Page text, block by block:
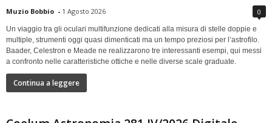
Muzio Bobbio - 1 Agosto 2026 0
Un viaggio tra gli oculari multifunzione dedicati alla misura di stelle doppie e
multiple, strumenti oggi quasi dimenticati ma un tempo preziosi per l’astrofilo.
Baader, Celestron e Meade ne realizzarono tre interessanti esempi, qui messi
a confronto nelle caratteristiche ottiche e nelle diverse scale graduate.
Continua a leggere